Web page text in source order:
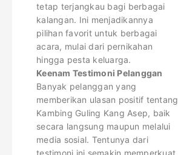
tetap terjangkau bagi berbagai
kalangan. Ini menjadikannya
pilihan favorit untuk berbagai
acara, mulai dari pernikahan
hingga pesta keluarga.
Keenam Testimoni Pelanggan
Banyak pelanggan yang
memberikan ulasan positif tentang
Kambing Guling Kang Asep, baik
secara langsung maupun melalui
media sosial. Tentunya dari